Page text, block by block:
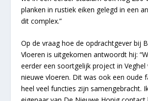
planken in rustiek eiken gelegd in een
dit complex.”
Op de vraag hoe de opdrachtgever bij
Vloeren is uitgekomen antwoordt hij:
eerder een soortgelijk project in Veghel
nieuwe vloeren. Dit was ook een oude
heel veel functies zijn samengebracht.